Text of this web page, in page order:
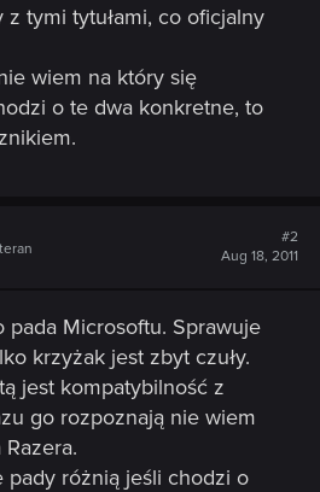
tymi tytułami, co oficjalny
wiem na który się
o te dwa konkretne, to
#2
Aug 18, 2011
pada Microsoftu. Sprawuje
krzyżak jest zbyt czuły.
jest kompatybilność z
go rozpoznają nie wiem
różnią jeśli chodzi o